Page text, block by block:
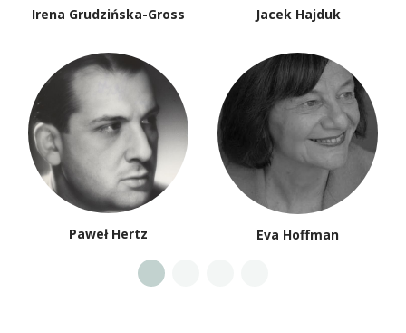
Irena Grudzińska-Gross Jacek Hajduk
Paweł Hertz Eva Hoffman